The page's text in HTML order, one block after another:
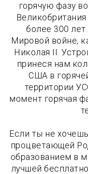
горячую фазу
более 300
Мировой войне,
Николая II.
принеся нам
США в
территории
момент горячая
Если ты не
процветающей
образованием в
лучшей